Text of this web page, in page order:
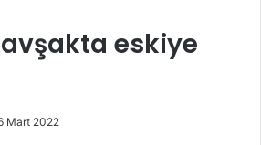
eskiye
Mart 2022